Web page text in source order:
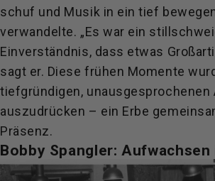
schuf und Musik in ein tief
verwandelte. „Es war ein
Einverständnis, dass etwas
sagt er. Diese frühen Momente
tiefgründigen, unausgesprochenen
auszudrücken – ein Erbe
Präsenz.
Bobby Spangler: